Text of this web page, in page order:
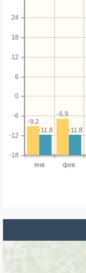
янв фев
-18
-12
-6
0
6
12
18
24
-6.9
-9.2
-11.8
-11.8